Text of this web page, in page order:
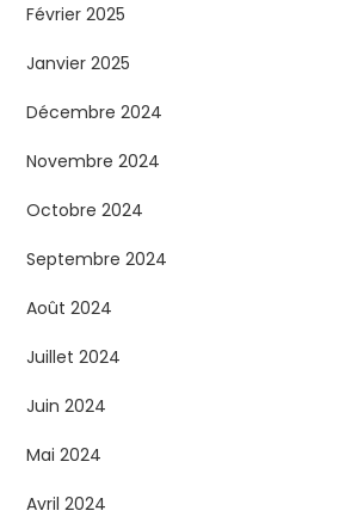
Février 2025
Janvier 2025
Décembre 2024
Novembre 2024
Octobre 2024
Septembre 2024
Août 2024
Juillet 2024
Juin 2024
Mai 2024
Avril 2024